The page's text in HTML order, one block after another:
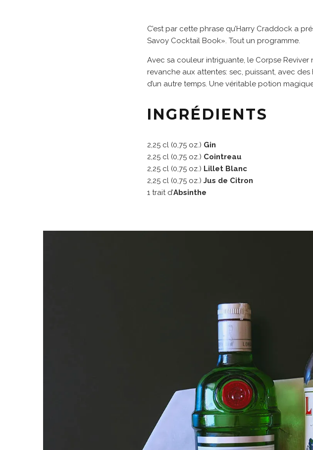
C’est par cette phrase qu’Harry Craddock a
Savoy Cocktail Book». Tout un programme.
Avec sa couleur intriguante, le Corpse Reviver
revanche aux attentes: sec, puissant, avec
d’un autre temps. Une véritable potion
INGRÉDIENTS
2,25 cl (0,75 oz.) Gin
2,25 cl (0,75 oz.) Cointreau
2,25 cl (0,75 oz.) Lillet Blanc
2,25 cl (0,75 oz.) Jus de Citron
1 trait d’Absinthe